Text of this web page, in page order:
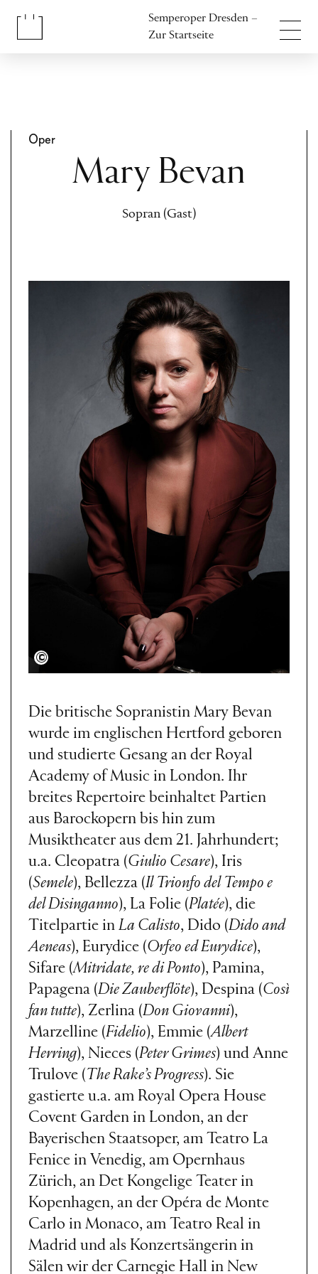
Semperoper Dresden –
Zur Startseite
Oper
Mary Bevan
Sopran (Gast)
Die britische Sopranistin Mary Bevan
wurde im englischen Hertford geboren
und studierte Gesang an der Royal
Academy of Music in London. Ihr
breites Repertoire beinhaltet Partien
aus Barockopern bis hin zum
Musiktheater aus dem 21. Jahrhundert;
u.a. Cleopatra (Giulio Cesare), Iris
(Semele), Bellezza (Il Trionfo del Tempo e
del Disinganno), La Folie (Platée), die
Titelpartie in La Calisto, Dido (Dido and
Aeneas), Eurydice (Orfeo ed Eurydice),
Sifare (Mitridate, re di Ponto), Pamina,
Papagena (Die Zauberflöte), Despina (Così
fan tutte), Zerlina (Don Giovanni),
Marzelline (Fidelio), Emmie (Albert
Herring), Nieces (Peter Grimes) und Anne
Trulove (The Rake’s Progress). Sie
gastierte u.a. am Royal Opera House
Covent Garden in London, an der
Bayerischen Staatsoper, am Teatro La
Fenice in Venedig, am Opernhaus
Zürich, an Det Kongelige Teater in
Kopenhagen, an der Opéra de Monte
Carlo in Monaco, am Teatro Real in
Madrid und als Konzertsängerin in
Sälen wir der Carnegie Hall in New